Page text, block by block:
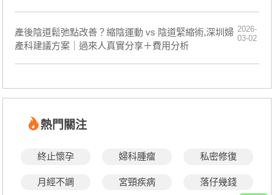
產後陰道鬆弛點改善？縮陰運動 vs 陰道緊縮術,深圳婦
產科建議方案｜過來人真實分享＋費用分析
2026-
03-02
熱門關注
終止懷孕 婦科腫瘤 私密修復
月經不調 宮頸疾病 落仔幾錢